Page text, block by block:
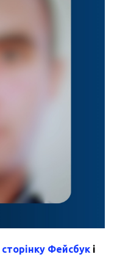
сторінку Фейсбук і